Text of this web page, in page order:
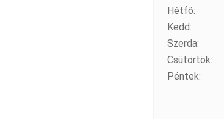
Hétfő:
Kedd:
Szerda:
Csütörtök:
Péntek: